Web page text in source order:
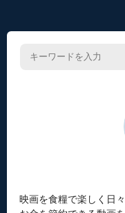
映画を食糧で楽しく日